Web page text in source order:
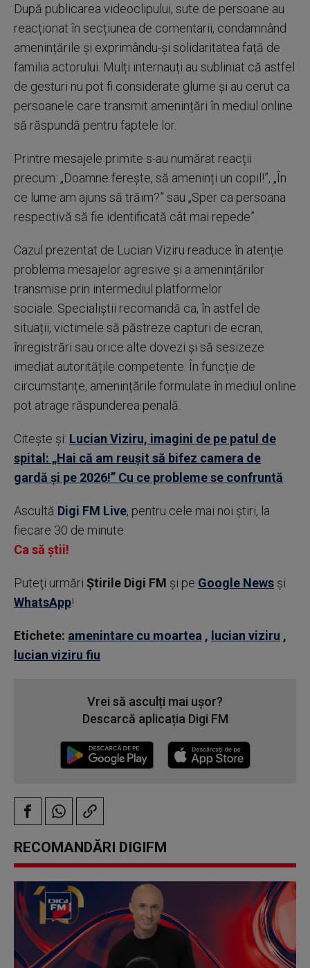
După publicarea videoclipului, sute de persoane au
reacționat în secțiunea de comentarii, condamnând
amenințările și exprimându-și solidaritatea față de
familia actorului. Mulți internauți au subliniat că astfel
de gesturi nu pot fi considerate glume și au cerut ca
persoanele care transmit amenințări în mediul online
să răspundă pentru faptele lor.
Printre mesajele primite s-au numărat reacții
precum: „Doamne ferește, să ameninți un copil!”, „În
ce lume am ajuns să trăim?” sau „Sper ca persoana
respectivă să fie identificată cât mai repede”.
Cazul prezentat de Lucian Viziru readuce în atenție
problema mesajelor agresive și a amenințărilor
transmise prin intermediul platformelor
sociale. Specialiștii recomandă ca, în astfel de
situații, victimele să păstreze capturi de ecran,
înregistrări sau orice alte dovezi și să sesizeze
imediat autoritățile competente. În funcție de
circumstanțe, amenințările formulate în mediul online
pot atrage răspunderea penală.
Citește și: Lucian Viziru, imagini de pe patul de
spital: „Hai că am reușit să bifez camera de
gardă și pe 2026!” Cu ce probleme se confruntă
Ascultă Digi FM Live, pentru cele mai noi știri, la
fiecare 30 de minute.
Ca să știi!
Puteţi urmări Știrile Digi FM şi pe Google News şi
WhatsApp!
Etichete: amenintare cu moartea , lucian viziru ,
lucian viziru fiu
Vrei să asculți mai ușor?
Descarcă aplicația Digi FM
RECOMANDĂRI DIGIFM